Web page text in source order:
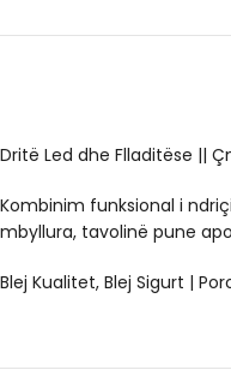
Dritë Led dhe Flladitëse ||
Kombinim funksional i
mbyllura, tavolinë pune
Blej Kualitet, Blej Sigurt |